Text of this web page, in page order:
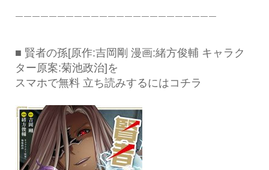
￣￣￣￣￣￣￣￣￣￣￣￣￣￣￣￣￣￣￣￣￣￣￣￣
■ 賢者の孫[原作:吉岡剛 漫画:緒方俊輔 キャラク
ター原案:菊池政治]を
スマホで無料 立ち読みするにはコチラ